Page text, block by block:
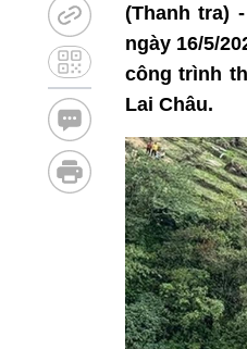
(Thanh tra)
ngày 16/5/
công trình
Lai Châu.